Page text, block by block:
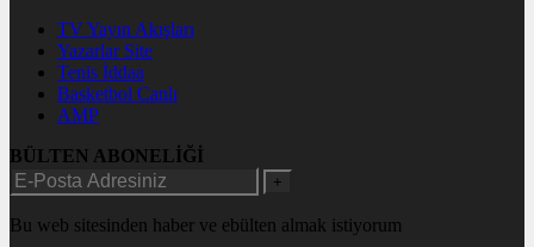
TV Yayın Akışları
Yazarlar Site
Tenis İddaa
Basketbol Canlı
AMP
BÜLTEN ABONELİĞİ
+
Bu web sitesinden haber ve ebülten almak istiyorum